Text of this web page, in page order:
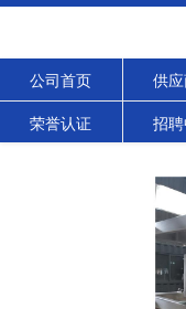
公司首页 供
荣誉认证 招